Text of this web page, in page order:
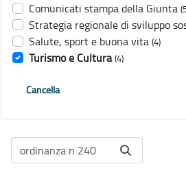
Comunicati stampa della Giunta
Strategia regionale di sviluppo
Salute, sport e buona vita (4)
Turismo e Cultura (4)
Cancella